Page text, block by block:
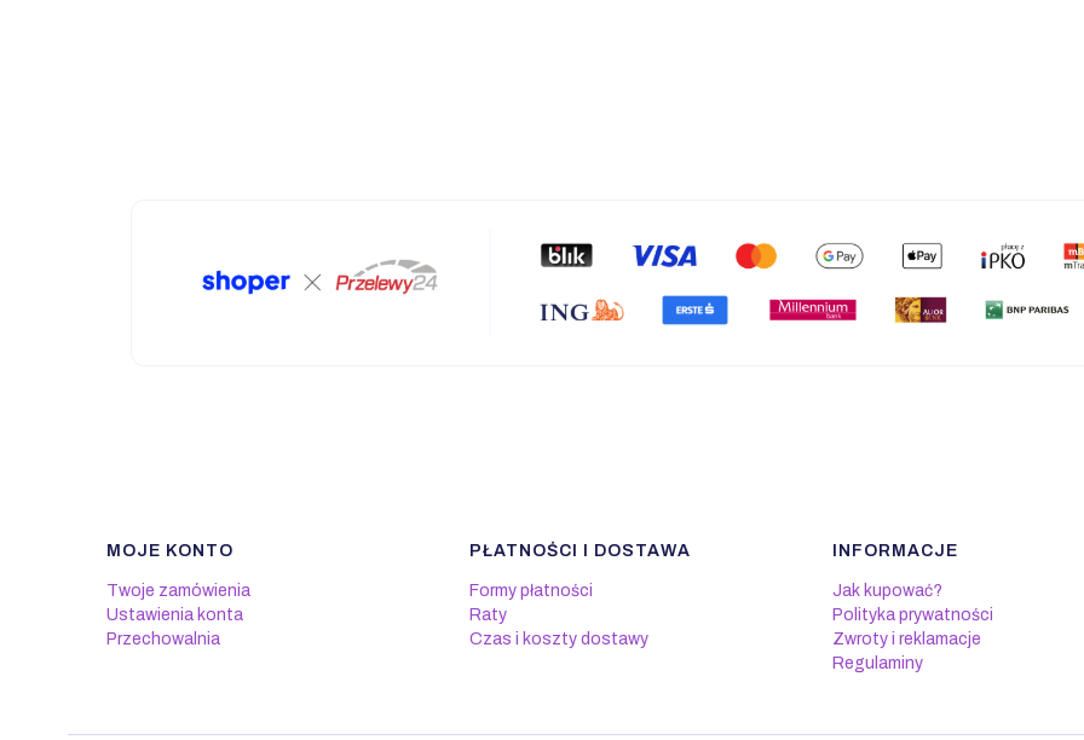
Linki w stopce
MOJE KONTO
Twoje zamówienia
Ustawienia konta
Przechowalnia
PŁATNOŚCI I DOSTAWA
Formy płatności
Raty
Czas i koszty dostawy
INFORMACJE
Jak kupować?
Polityka prywatności
Zwroty i reklamacje
Regulaminy